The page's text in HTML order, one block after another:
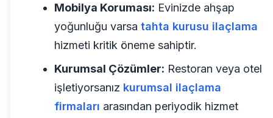
Mobilya Koruması: Evinizde ahşap
yoğunluğu varsa tahta kurusu ilaçlama
hizmeti kritik öneme sahiptir.
Kurumsal Çözümler: Restoran veya otel
işletiyorsanız kurumsal ilaçlama
firmaları arasından periyodik hizmet